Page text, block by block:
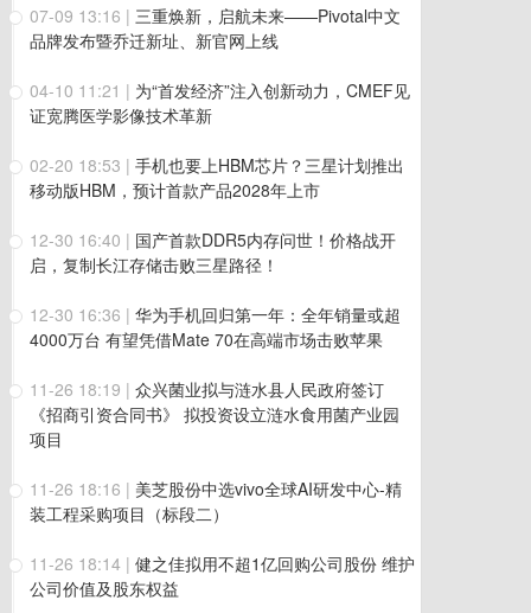
07-09 13:16 | 三重焕新，启航未来——Pivotal中文
品牌发布暨乔迁新址、新官网上线
04-10 11:21 | 为“首发经济”注入创新动力，CMEF见
证宽腾医学影像技术革新
02-20 18:53 | 手机也要上HBM芯片？三星计划推出
移动版HBM，预计首款产品2028年上市
12-30 16:40 | 国产首款DDR5内存问世！价格战开
启，复制长江存储击败三星路径！
12-30 16:36 | 华为手机回归第一年：全年销量或超
4000万台 有望凭借Mate 70在高端市场击败苹果
11-26 18:19 | 众兴菌业拟与涟水县人民政府签订
《招商引资合同书》 拟投资设立涟水食用菌产业园
项目
11-26 18:16 | 美芝股份中选vivo全球AI研发中心-精
装工程采购项目（标段二）
11-26 18:14 | 健之佳拟用不超1亿回购公司股份 维护
公司价值及股东权益